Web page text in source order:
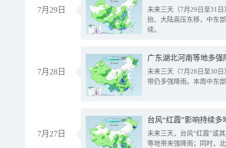
7月29日
未来三天（7月29日至31
抬、大陆高压东移，中东
续。
7月28日
广东湖北河南等地多
未来三天（7月28日至30
带仍多强降雨。本周中东
7月27日
台风“红霞”影响持续
未来三天，台风“红霞”或
等地带来强降雨；同时，